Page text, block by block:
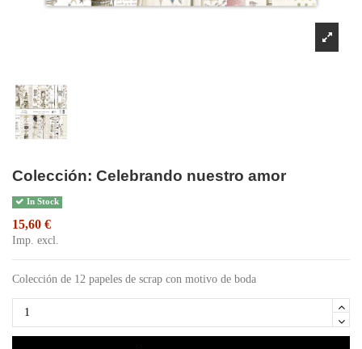
Colección: Celebrando nuestro amor
In Stock
15,60 €
Imp. excl.
Colección de 12 papeles de scrap con motivo de boda